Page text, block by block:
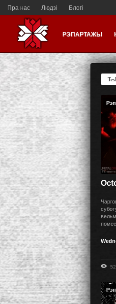
Пра нас Людзі Блогі
РЭПАРТАЖЫ